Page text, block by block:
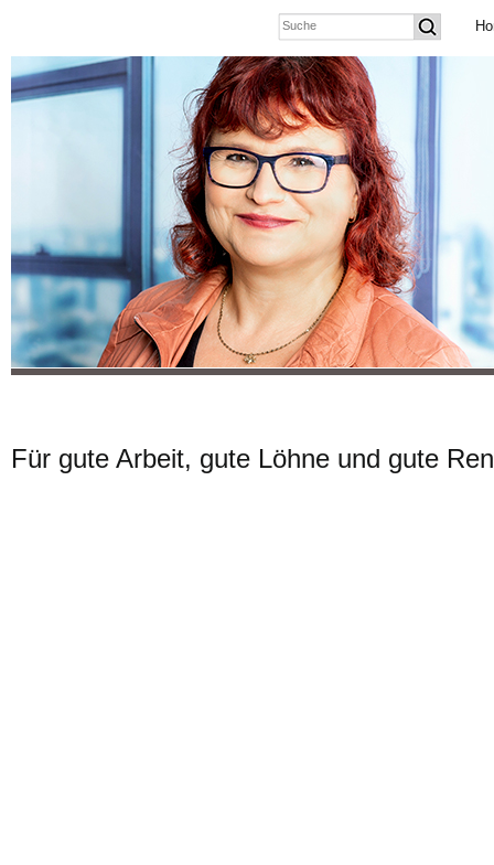
Für gute Arbeit, gute Löhne und gute